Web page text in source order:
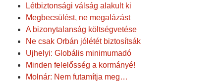
Létbiztonsági válság alakult ki
Megbecsülést, ne megalázást
A bizonytalanság költségvetése
Ne csak Orbán jólétét biztosítsák
Ujhelyi: Globális minimumadó
Minden felelősség a kormányé!
Molnár: Nem futamítja meg…